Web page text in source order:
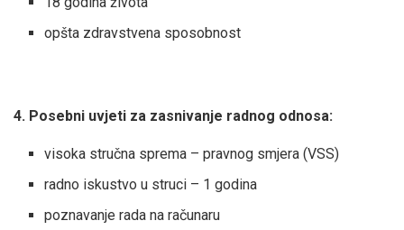
opšta zdravstvena sposobnost
4. Posebni uvjeti za zasnivanje radnog odnosa:
visoka stručna sprema – pravnog smjera (VSS)
radno iskustvo u struci – 1 godina
poznavanje rada na računaru